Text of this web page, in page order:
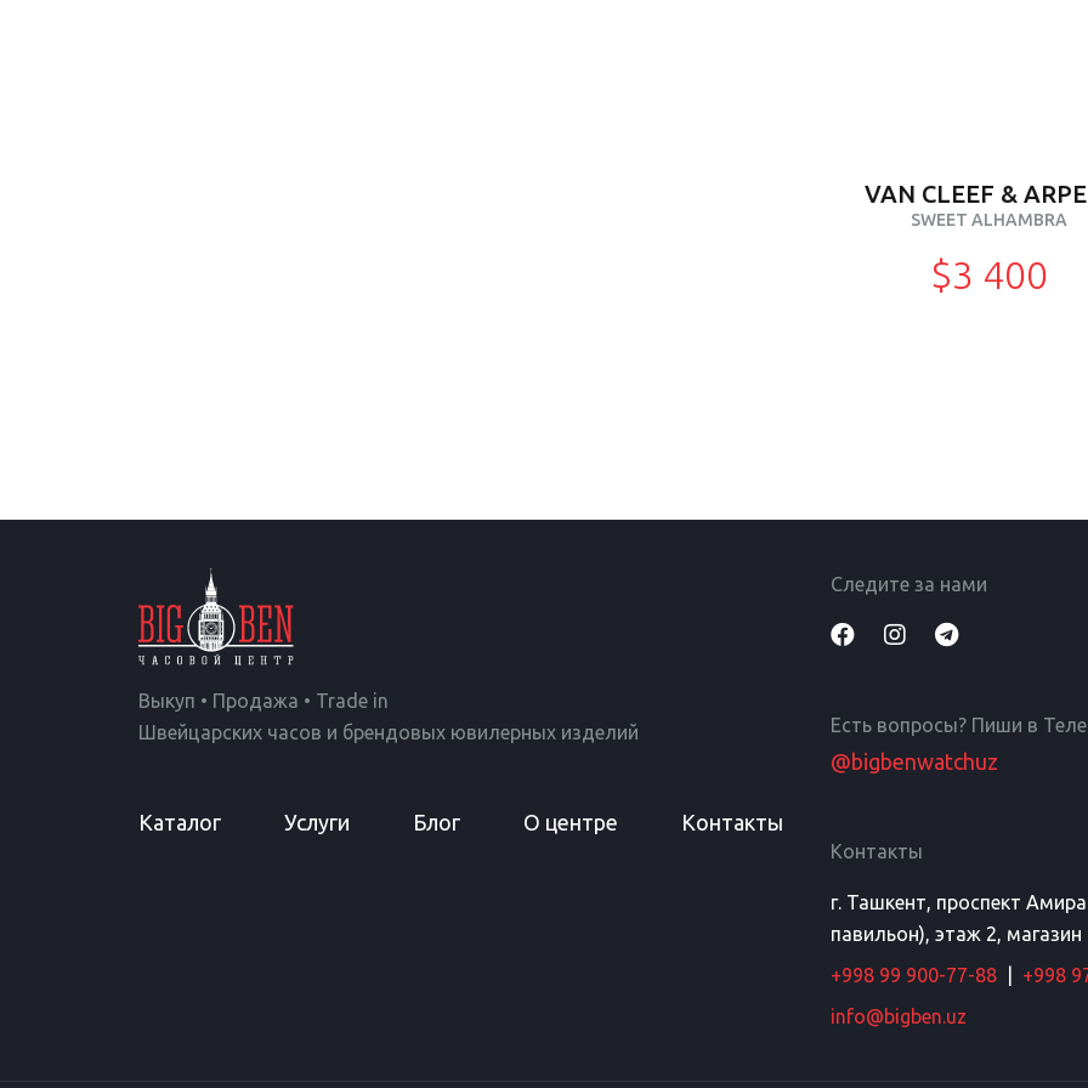
VAN CLEEF &
SWEET ALHAMBRA
$3 400
Выкуп • Продажа • Trade in
Швейцарских часов и брендовых ювилерных изделий
Каталог Услуги Блог О центре Контакты
Следите за нами
Есть вопросы? Пиши в
@bigbenwatchuz
Контакты
г. Ташкент, проспект
павильон), этаж 2, магазин
+998 99 900-77-88
+998
info@bigben.uz